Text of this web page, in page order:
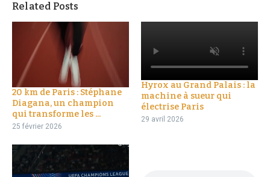
Related Posts
20 km de Paris : Stéphane
Diagana, un champion
qui transforme les ...
25 février 2026
Hyrox au Grand Palais : la
machine à sueur qui
électrise Paris
29 avril 2026